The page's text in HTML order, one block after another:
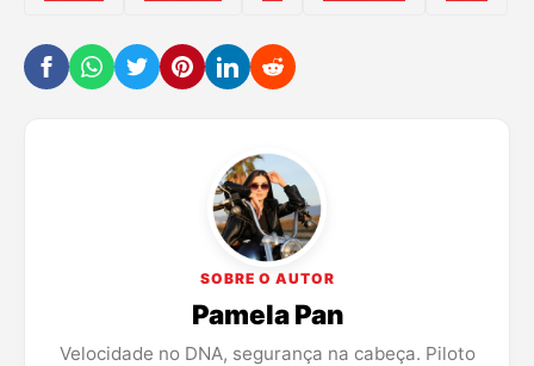
SOBRE O AUTOR
Pamela Pan
Velocidade no DNA, segurança na cabeça. Piloto